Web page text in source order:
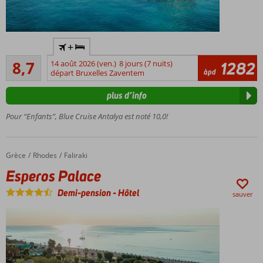
sur la
riviera
turque
d'une
goelette
turque
pension
complète
ou all-in
8,7Recommandé
34
commentaires
+
14 août 2026 (ven.) 8 jours (7 nuits)
départ Bruxelles Zaventem
àpd 1282
Pour “Enfants”, Blue Cruise Antalya est noté 10,0!
plus d’info
Accueil
Grèce Rhodes Faliraki
Esperos Palace
Esperos Palace
Demi-pension-Hôtel sauver